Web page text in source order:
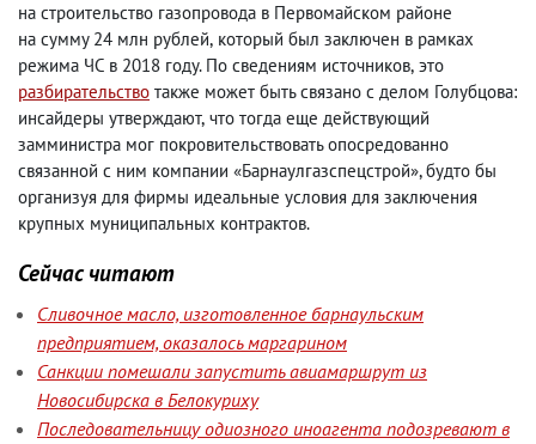
на строительство газопровода в Первомайском районе
на сумму 24 млн рублей, который был заключен в рамках
режима ЧС в 2018 году. По сведениям источников, это
разбирательство также может быть связано с делом Голубцова:
инсайдеры утверждают, что тогда еще действующий
замминистра мог покровительствовать опосредованно
связанной с ним компании «Барнаулгазспецстрой», будто бы
организуя для фирмы идеальные условия для заключения
крупных муниципальных контрактов.
Сейчас читают
Сливочное масло, изготовленное барнаульским
предприятием, оказалось маргарином
Санкции помешали запустить авиамаршрут из
Новосибирска в Белокуриху
Последовательницу одиозного иноагента подозревают в